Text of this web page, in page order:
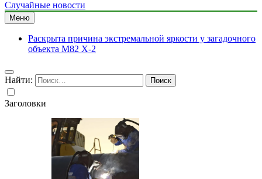
Случайные новости
Меню
Раскрыта причина экстремальной яркости у загадочного
объекта M82 X-2
Найти:
Заголовки